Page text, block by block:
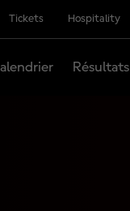
Tickets Hospitality
Résultats